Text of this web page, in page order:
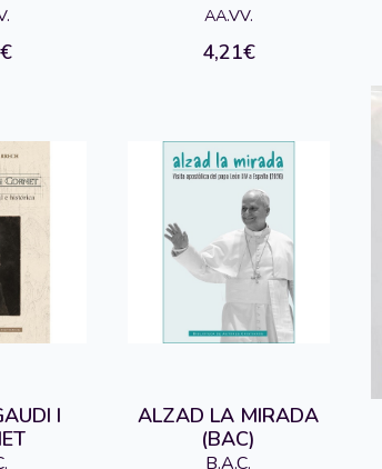
AA.VV.
4,21€
I
ALZAD LA MIRADA
(BAC)
B.A.C.